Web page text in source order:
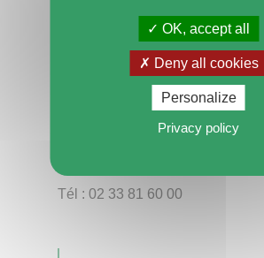
Conseil départemental de l'Orne
Hôtel du Département
27 boulevard de Strasbourg
Tél : 02 33 81 60 00
OK, accept all
Deny all cookies
Personalize
Privacy policy